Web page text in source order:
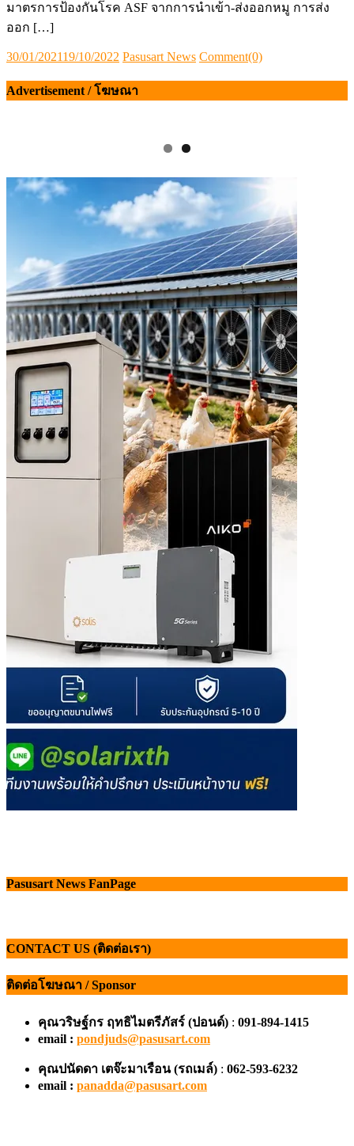
มาตรการป้องกันโรค ​ASF จากการนำเข้า-ส่งออกหมู การส่ง
ออก […]
Posted
30/01/202119/10/2022 Author
Pasusart News Comment(0)
Advertisement / โฆษณา
Pasusart News FanPage
CONTACT US (ติดต่อเรา)
ติดต่อโฆษณา / Sponsor
คุณวริษฐ์กร ฤทธิไมตรีภัสร์ (ปอนด์) : 091-894-1415
email : pondjuds@pasusart.com
คุณปนัดดา เตจ๊ะมาเรือน (รถเมล์) : 062-593-6232
email : panadda@pasusart.com